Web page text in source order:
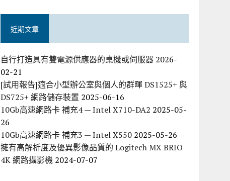
近期文章
自行打造具有雙電源供應器的桌機或伺服器 2026-
02-21
[試用報告]適合小型辦公室與個人的群暉 DS1525+ 與
DS725+ 網路儲存裝置 2025-06-16
10Gb高速網路卡 補充4 — Intel X710-DA2 2025-05-
26
10Gb高速網路卡 補充3 — Intel X550 2025-05-26
擁有高解析度及優異影像品質的 Logitech MX BRIO
4K 網路攝影機 2024-07-07